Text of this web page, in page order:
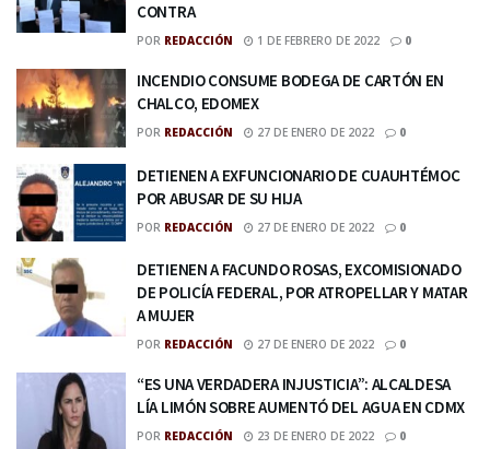
CONTRA
POR REDACCIÓN 1 DE FEBRERO DE 2022 0
INCENDIO CONSUME BODEGA DE CARTÓN EN
CHALCO, EDOMEX
POR REDACCIÓN 27 DE ENERO DE 2022 0
DETIENEN A EXFUNCIONARIO DE CUAUHTÉMOC
POR ABUSAR DE SU HIJA
POR REDACCIÓN 27 DE ENERO DE 2022 0
DETIENEN A FACUNDO ROSAS, EXCOMISIONADO
DE POLICÍA FEDERAL, POR ATROPELLAR Y MATAR
A MUJER
POR REDACCIÓN 27 DE ENERO DE 2022 0
“ES UNA VERDADERA INJUSTICIA”: ALCALDESA
LÍA LIMÓN SOBRE AUMENTÓ DEL AGUA EN CDMX
POR REDACCIÓN 23 DE ENERO DE 2022 0